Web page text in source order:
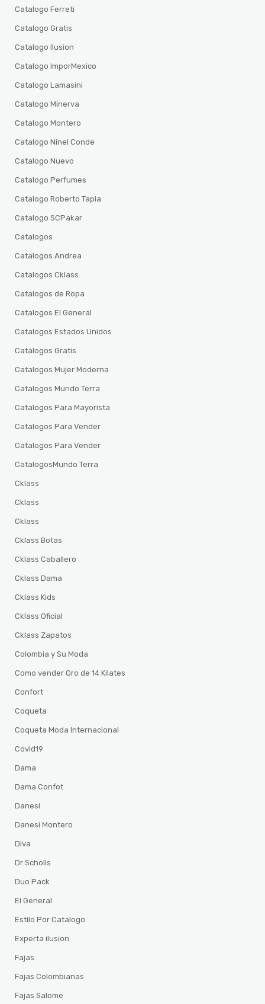
Catalogo Ferreti
Catalogo Gratis
Catalogo Ilusion
Catalogo ImporMexico
Catalogo Lamasini
Catalogo Minerva
Catalogo Montero
Catalogo Ninel Conde
Catalogo Nuevo
Catalogo Perfumes
Catalogo Roberto Tapia
Catalogo SCPakar
Catalogos
Catalogos Andrea
Catalogos Cklass
Catalogos de Ropa
Catalogos El General
Catalogos Estados Unidos
Catalogos Gratis
Catalogos Mujer Moderna
Catalogos Mundo Terra
Catalogos Para Mayorista
Catalogos Para Vender
Catalogos Para Vender
CatalogosMundo Terra
Cklass
Cklass
Cklass
Cklass Botas
Cklass Caballero
Cklass Dama
Cklass Kids
Cklass Oficial
Cklass Zapatos
Colombia y Su Moda
Como vender Oro de 14 Kilates
Confort
Coqueta
Coqueta Moda Internacional
Covid19
Dama
Dama Confot
Danesi
Danesi Montero
Diva
Dr Scholls
Duo Pack
El General
Estilo Por Catalogo
Experta ilusion
Fajas
Fajas Colombianas
Fajas Salome